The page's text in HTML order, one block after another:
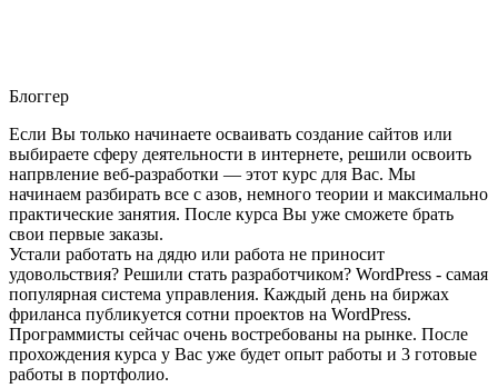
Блоггер
Если Вы только начинаете осваивать создание сайтов или
выбираете сферу деятельности в интернете, решили освоить
напрвление веб-разработки — этот курс для Вас. Мы
начинаем разбирать все с азов, немного теории и максимально
практические занятия. После курса Вы уже сможете брать
свои первые заказы.
Устали работать на дядю или работа не приносит
удовольствия? Решили стать разработчиком? WordPress - самая
популярная система управления. Каждый день на биржах
фриланса публикуется сотни проектов на WordPress.
Программисты сейчас очень востребованы на рынке. После
прохождения курса у Вас уже будет опыт работы и 3 готовые
работы в портфолио.